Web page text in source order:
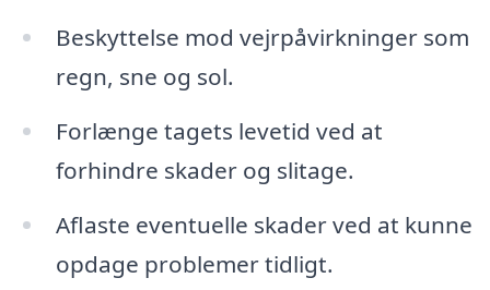
Beskyttelse mod vejrpåvirkninger som
regn, sne og sol.
Forlænge tagets levetid ved at
forhindre skader og slitage.
Aflaste eventuelle skader ved at kunne
opdage problemer tidligt.